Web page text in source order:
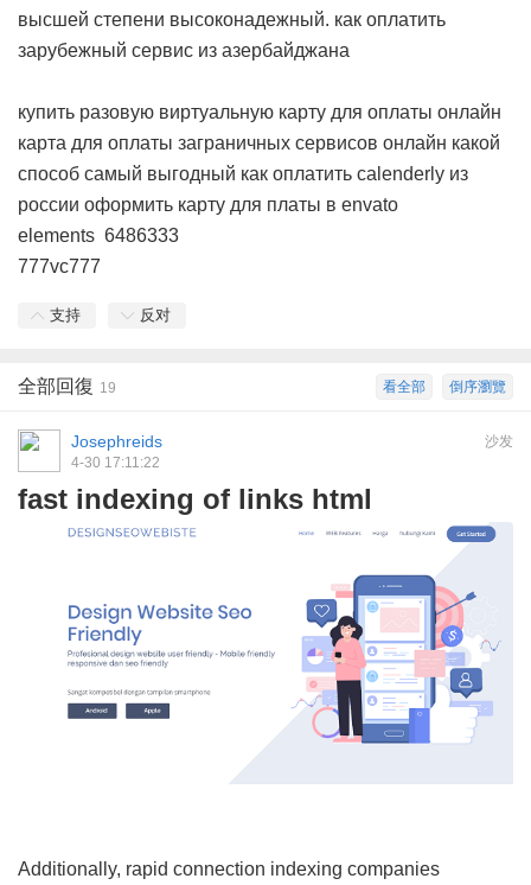
высшей степени высоконадежный. как оплатить
зарубежный сервис из азербайджана
купить разовую виртуальную карту для оплаты онлайн
карта для оплаты заграничных сервисов онлайн какой
способ самый выгодный как оплатить calenderly из
россии оформить карту для платы в envato
elements 6486333
777vc777
支持 反对
倒序瀏覽
看全部
全部回復 19
沙发
Josephreids
4-30 17:11:22
fast indexing of links html
Additionally, rapid connection indexing companies